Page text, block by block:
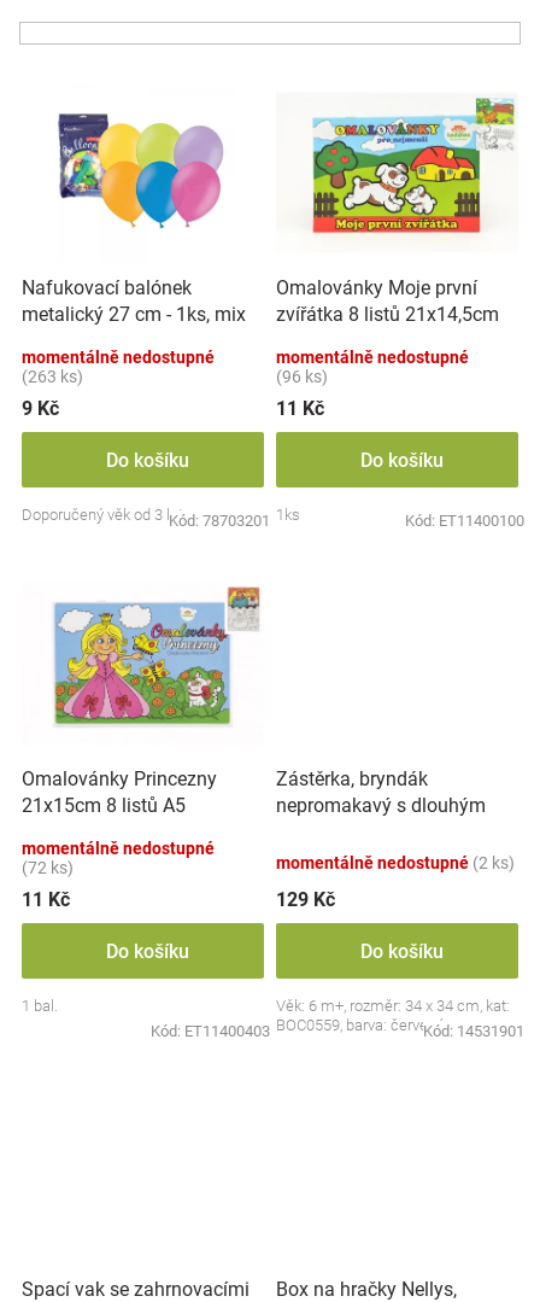
Těhotenské
oblečení
Novinky
Blog
Hračkářství
Přihlášení
ůo
d
u
k
ů
Nafukovací balónek
metalický 27 cm - 1ks, mix
momentálně nedostupné
(263 ks)
9 Kč
Do košíku
Doporučený věk od 3 letKód: 78703201
Omalovánky Moje první
zvířátka 8 listů 21x14,5cm
momentálně nedostupné
(96 ks)
11 Kč
Do košíku
1ks Kód: ET11400100
Omalovánky Princezny
21x15cm 8 listů A5
momentálně nedostupné
(72 ks)
11 Kč
Do košíku
1 bal.
Kód: ET11400403
Zástěrka, bryndák
nepromakavý s dlouhým
momentálně nedostupné (2 ks)
129 Kč
Do košíku
Věk: 6 m+, rozměr: 34 x 34 cm, kat:
BOC0559, barva: červená
Kód: 14531901
Spací vak se zahrnovacími
Box na hračky Nellys,